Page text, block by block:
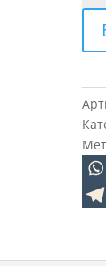
(LP)